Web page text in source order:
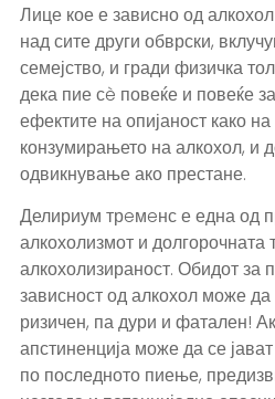
Лице кое е зависно од
над сите други обврски,
семејство, и гради физичка
дека пие сè повеќе и повеќе
ефектите на опијаност како
конзумирањето на алкохол, и
одвикнување ако престане.
Делириум трeмeнс е една од
алкохолизмот и долгорочната
алкохолизираност. Обидот за
зависност од алкохол може
ризичен, па дури и фатален!
апстиненција може да се
по последното пиење,